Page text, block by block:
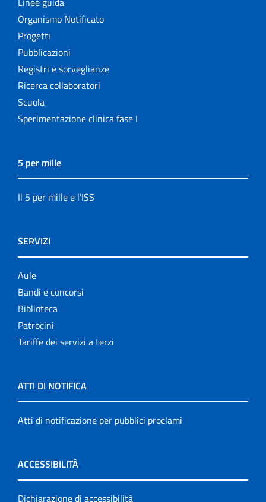
Organismo Notificato
Progetti
Pubblicazioni
Registri e sorveglianze
Ricerca collaboratori
Scuola
Sperimentazione clinica fase I
5 per mille
Il 5 per mille e l'ISS
SERVIZI
Aule
Bandi e concorsi
Biblioteca
Patrocini
Tariffe dei servizi a terzi
ATTI DI NOTIFICA
Atti di notificazione per pubblici proclami
ACCESSIBILITÀ
Dichiarazione di accessibilità